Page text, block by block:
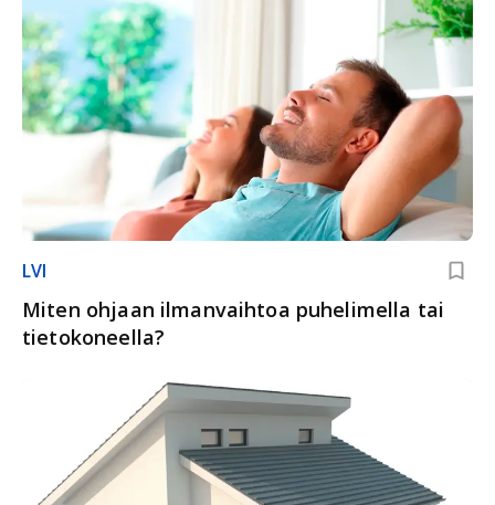
LVI
Miten ohjaan ilmanvaihtoa puhelimella tai
tietokoneella?